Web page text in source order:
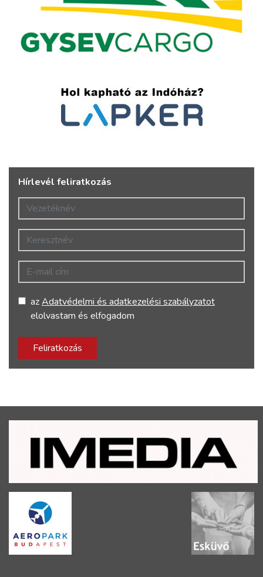
Hírlevél feliratkozás
Vezetéknév
Keresztnév
E-mail cím
azAdatvédelmi és adatkezelési szabályzatot
elolvastam és elfogadom
Feliratkozás